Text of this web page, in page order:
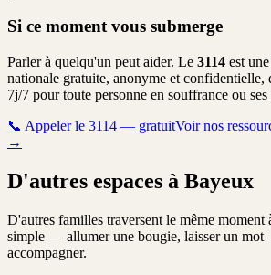
Si ce moment vous submerge
Parler à quelqu'un peut aider. Le 3114 est
nationale gratuite, anonyme et confidentielle,
7j/7 pour toute personne en souffrance ou ses
📞 Appeler le 3114 — gratuitVoir nos
→
D'autres espaces à Bayeux
D'autres familles traversent le même moment
simple — allumer une bougie, laisser un mot
accompagner.